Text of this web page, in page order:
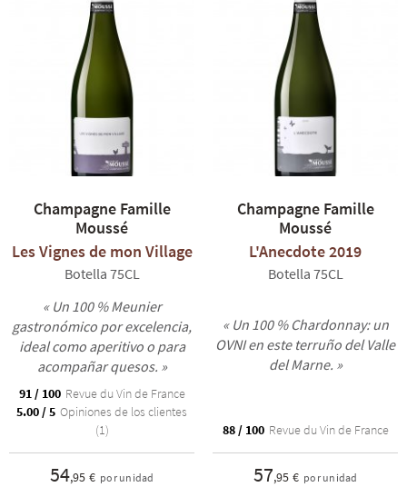
Champagne Famille
Moussé
Les Vignes de mon Village
Botella 75CL
« Un 100 % Meunier
gastronómico por excelencia,
ideal como aperitivo o para
acompañar quesos. »
91 / 100 Revue du Vin de France
5.00 / 5 Opiniones de los clientes
(1)
54,95 € por unidad
Champagne Famille
Moussé
L'Anecdote 2019
Botella 75CL
« Un 100 % Chardonnay: un
OVNI en este terruño del Valle
del Marne. »
88 / 100 Revue du Vin de France
57,95 € por unidad